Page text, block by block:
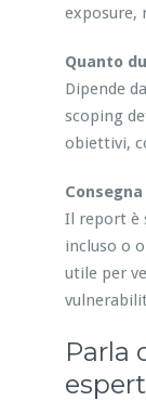
exposure,
Quanto
Dipende
scoping
obiettivi,
Il report è
incluso o
utile per
Parla